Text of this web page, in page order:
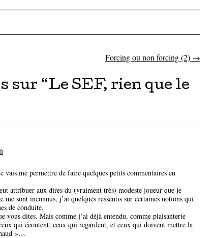
Forcing ou non forcing (2) →
sur “Le SEF, rien que le
me permettre de faire quelques petits commentaires en
attribuer aux dires du (vraiment très) modeste joueur que je
sont inconnus, j’ai quelques ressentis sur certaines notions qui
de conduite.
vous dites. Mais comme j’ai déjà entendu, comme plaisanterie
qui écoutent, ceux qui regardent, et ceux qui doivent mettre la
»…